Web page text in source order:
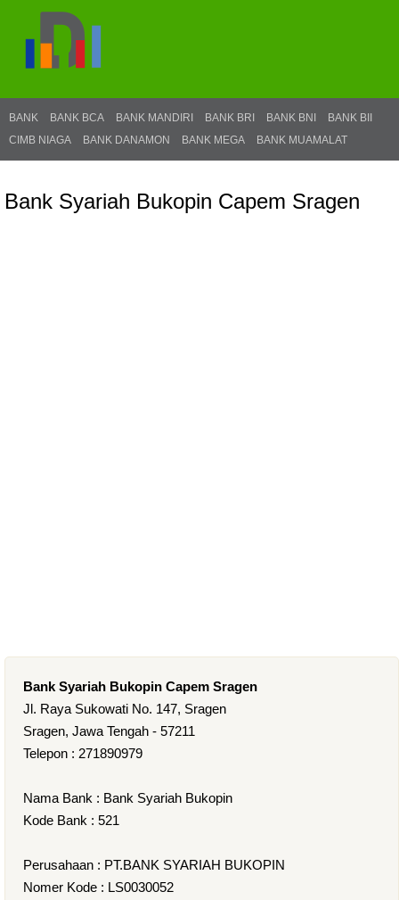
BANK BANK BCA BANK MANDIRI BANK BRI BANK BNI
BANK BII
CIMB NIAGA
BANK DANAMON BANK MEGA BANK MUAMALAT
Bank Syariah Bukopin Capem Sragen
Bank Syariah Bukopin Capem Sragen
Jl. Raya Sukowati No. 147, Sragen
Sragen, Jawa Tengah - 57211
Telepon : 271890979
Nama Bank : Bank Syariah Bukopin
Kode Bank : 521
Perusahaan : PT.BANK SYARIAH BUKOPIN
Nomer Kode : LS0030052